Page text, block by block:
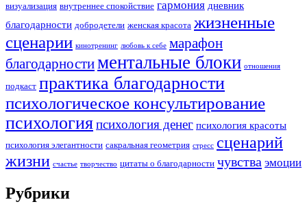
визуализация внутреннее спокойствие гармония дневник
благодарности добродетели женская красота жизненные
сценарии кинотренинг любовь к себе марафон
благодарностиментальные блоки отношения
подкаст практика благодарности
психологическое консультирование
психологияпсихология денег психология красоты
психология элегантности сакральная геометрия стресс сценарий
жизни счастье творчество цитаты о благодарности чувства эмоции
Рубрики